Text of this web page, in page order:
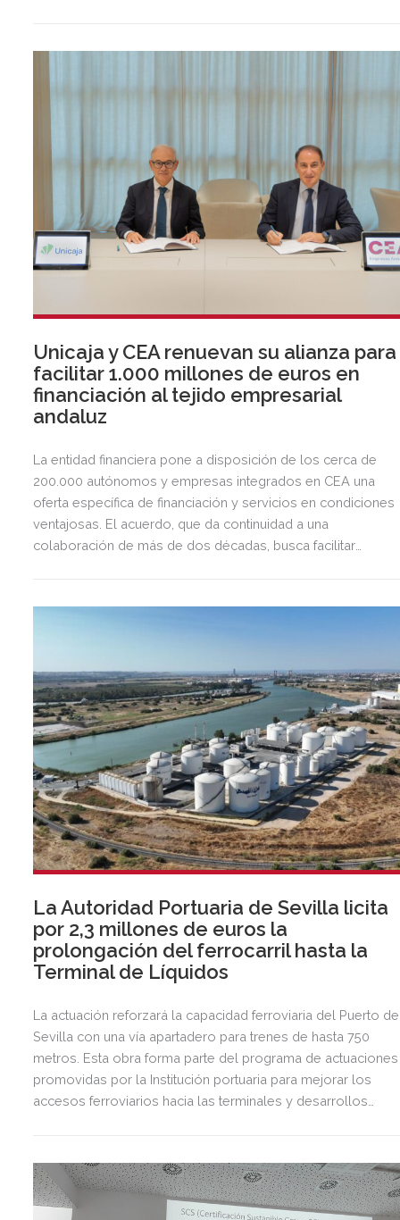
Unicaja y CEA renuevan su alianza para
facilitar 1.000 millones de euros en
financiación al tejido empresarial
andaluz
La entidad financiera pone a disposición de los cerca de
200.000 autónomos y empresas integrados en CEA una
oferta específica de financiación y servicios en condiciones
ventajosas. El acuerdo, que da continuidad a una
colaboración de más de dos décadas, busca facilitar
Unicaja a empresas, pymes y autónomos, uno de los
La Autoridad Portuaria de Sevilla licita
por 2,3 millones de euros la
prolongación del ferrocarril hasta la
Terminal de Líquidos
La actuación reforzará la capacidad ferroviaria del Puerto de
Sevilla con una vía apartadero para trenes de hasta 750
metros. Esta obra forma parte del programa de actuaciones
promovidas por la Institución portuaria para mejorar los
accesos ferroviarios hacia las terminales y desarrollos